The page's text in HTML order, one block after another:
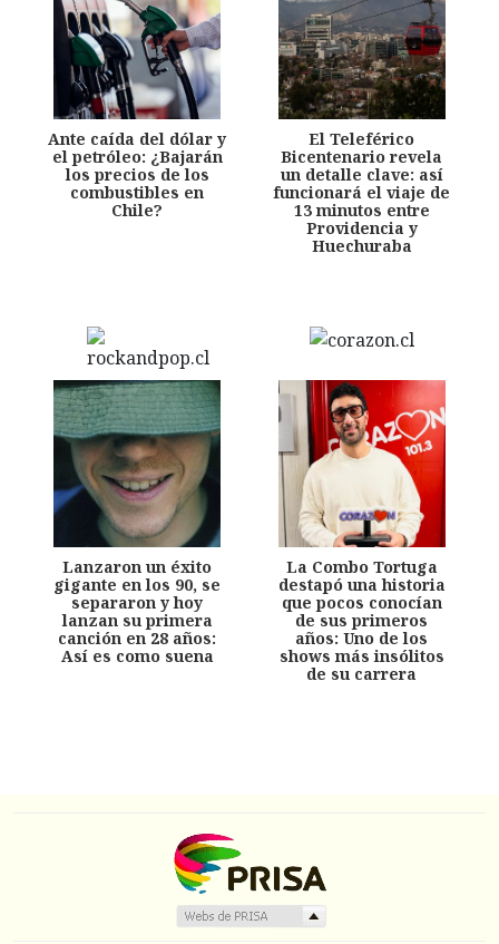
Ante caída del dólar y
el petróleo: ¿Bajarán
los precios de los
combustibles en
Chile?
El Teleférico
Bicentenario revela
un detalle clave: así
funcionará el viaje de
13 minutos entre
Providencia y
Huechuraba
Lanzaron un éxito
gigante en los 90, se
separaron y hoy
lanzan su primera
canción en 28 años:
Así es como suena
La Combo Tortuga
destapó una historia
que pocos conocían
de sus primeros
años: Uno de los
shows más insólitos
de su carrera